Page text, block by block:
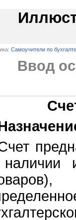
Самоучители по
Ввод